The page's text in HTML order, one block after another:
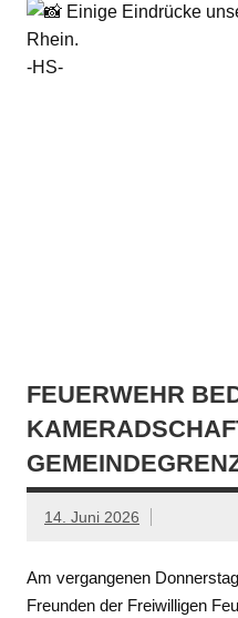
Einige Eindrücke
Rhein.
-HS-
FEUERWEHR
14. Juni 2026
Am vergangenen
Freunden der Freiwilligen